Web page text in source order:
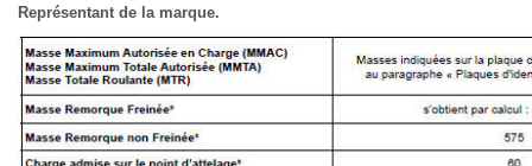
Représentant de la marque.